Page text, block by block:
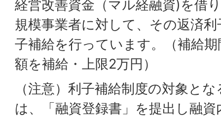
経営改善資金（マル経融資)を借
規模事業者に対して、その返済
子補給を行っています。（補給
額を補給・上限2万円）
（注意）利子補給制度の対象と
は、「融資登録書」を提出し融